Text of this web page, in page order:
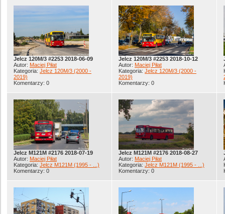
Jelcz 120M/3 #2253 2018-06-09
Autor: Maciej Piłat
Kategoria: Jelcz 120M/3 (2000 -
2019)
Komentarzy: 0
Jelcz 120M/3 #2253 2018-10-12
Autor: Maciej Piłat
Kategoria: Jelcz 120M/3 (2000 -
2019)
Komentarzy: 0
Jelcz M121M #2176 2018-07-19
Autor: Maciej Piłat
Kategoria: Jelcz M121M (1995 - ...)
Komentarzy: 0
Jelcz M121M #2176 2018-08-27
Autor: Maciej Piłat
Kategoria: Jelcz M121M (1995 - ...)
Komentarzy: 0